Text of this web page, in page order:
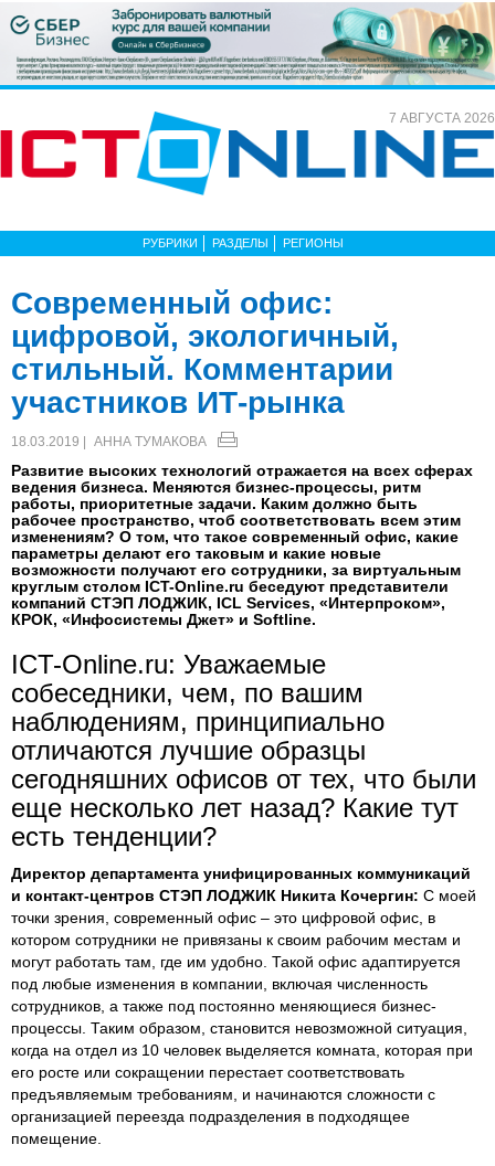
7 АВГУСТА 2026
РУБРИКИ РАЗДЕЛЫ РЕГИОНЫ
Современный офис:
цифровой, экологичный,
стильный. Комментарии
участников ИТ-рынка
18.03.2019 | АННА ТУМАКОВА
Развитие высоких технологий отражается на всех сферах
ведения бизнеса. Меняются бизнес-процессы, ритм
работы, приоритетные задачи. Каким должно быть
рабочее пространство, чтоб соответствовать всем этим
изменениям? О том, что такое современный офис, какие
параметры делают его таковым и какие новые
возможности получают его сотрудники, за виртуальным
круглым столом ICT-Online.ru беседуют представители
компаний СТЭП ЛОДЖИК, ICL Services, «Интерпроком»,
КРОК, «Инфосистемы Джет» и Softline.
ICT-Online.ru: Уважаемые
собеседники, чем, по вашим
наблюдениям, принципиально
отличаются лучшие образцы
сегодняшних офисов от тех, что были
еще несколько лет назад? Какие тут
есть тенденции?
Директор департамента унифицированных коммуникаций
и контакт-центров СТЭП ЛОДЖИК Никита Кочергин: С моей
точки зрения, современный офис – это цифровой офис, в
котором сотрудники не привязаны к своим рабочим местам и
могут работать там, где им удобно. Такой офис адаптируется
под любые изменения в компании, включая численность
сотрудников, а также под постоянно меняющиеся бизнес-
процессы. Таким образом, становится невозможной ситуация,
когда на отдел из 10 человек выделяется комната, которая при
его росте или сокращении перестает соответствовать
предъявляемым требованиям, и начинаются сложности с
организацией переезда подразделения в подходящее
помещение.